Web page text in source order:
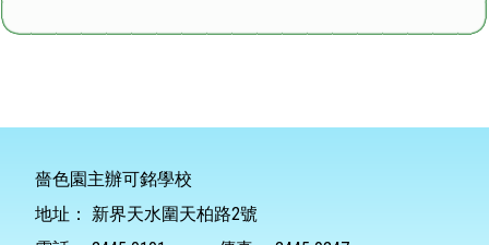
嗇色園主辦可銘學校
地址：
新界天水圍天柏路2號